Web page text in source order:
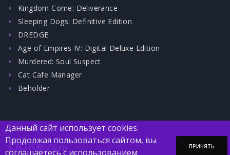
Kingdom Come: Deliverance
Sleeping Dogs: Definitive Edition
DREDGE
Age of Empires IV: Digital Deluxe Edition
Murdered: Soul Suspect
Cat Cafe Manager
Beholder
DGKeys.ru
Данный сайт использует cookies.
Продолжая пользоваться сайтом, вы
соглашаетесь с использованием
ПРИНЯТЬ